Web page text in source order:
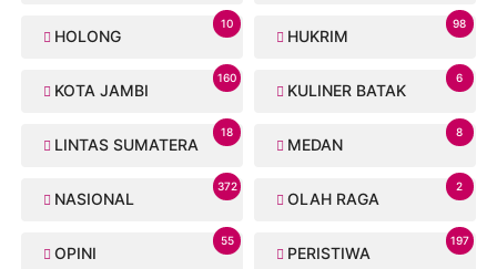
HOLONG
10
HUKRIM
98
KOTA JAMBI
160
KULINER BATAK
6
LINTAS SUMATERA
18
MEDAN
8
NASIONAL
372
OLAH RAGA
2
OPINI
55
PERISTIWA
197